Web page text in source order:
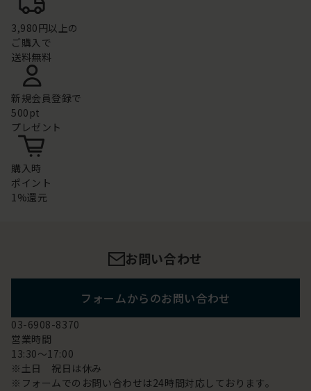
3,980円以上の
ご購入で
送料無料
新規会員登録で
500pt
プレゼント
購入時
ポイント
1%還元
お問い合わせ
フォームからのお問い合わせ
03-6908-8370
営業時間
13:30～17:00
※土日 祝日は休み
※フォームでのお問い合わせは24時間対応しております。